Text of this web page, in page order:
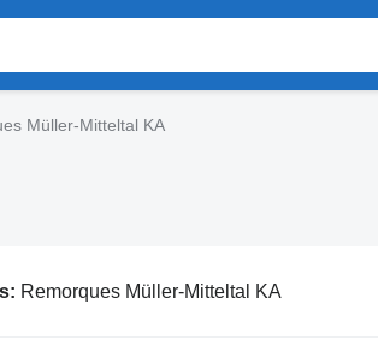
Müller-Mitteltal KA
Remorques Müller-Mitteltal KA